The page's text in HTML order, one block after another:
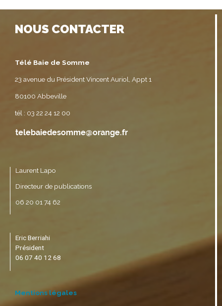
NOUS CONTACTER
Télé Baie de Somme
23 avenue du Président Vincent Auriol, Appt 1
80100 Abbeville
tél : 03 22 24 12 00
Laurent Lapo
Directeur de publications
06 20 01 74 62
Eric Berriahi
Président
06 07 40 12 68
Mentions légales